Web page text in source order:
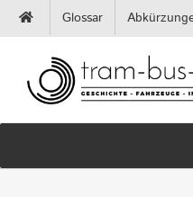
Zum
Inhalt
Glossar